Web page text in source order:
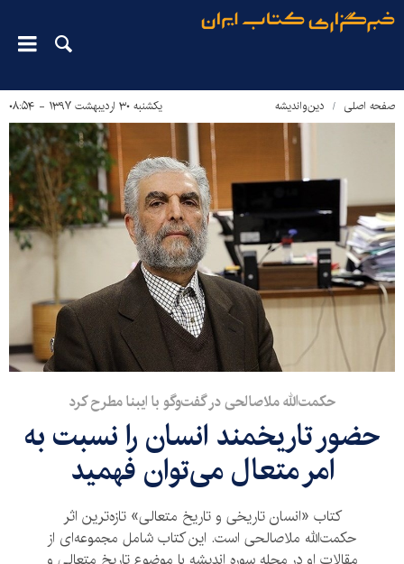
صفحه اصلی دین‌واندیشه یکشنبه ۳۰ اردیبهشت ۱۳۹۷ - ۰۸:۵۴
حکمت‌الله ملاصالحی در گفت‌وگو با ایبنا مطرح کرد
حضور تاریخمند انسان را نسبت به
امر متعال می‌توان فهمید
کتاب «انسان تاریخی و تاریخ متعالی» تازه‌ترین اثر
حکمت‌الله ملاصالحی است. این کتاب شامل مجموعه‌ای از